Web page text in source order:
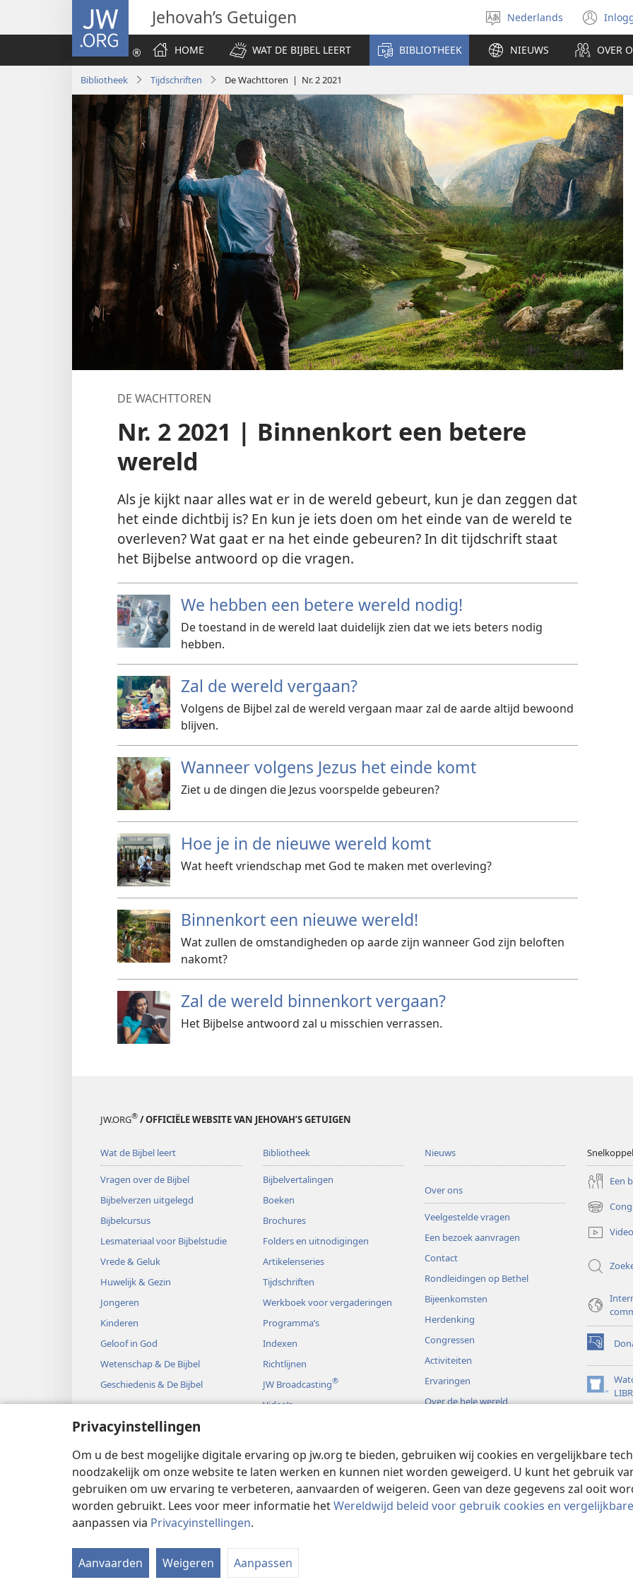
Privacyinstellingen
Om u de best mogelijke digitale ervaring op jw.org te bieden, gebruiken wij cookies en vergelijkbare
noodzakelijk om onze website te laten werken en kunnen niet worden geweigerd. U kunt het gebruik
gebruiken om uw ervaring te verbeteren, aanvaarden of weigeren. Geen van deze gegevens zal ooit
worden gebruikt. Lees voor meer informatie hetWereldwijd beleid voor gebruik cookies en
aanpassen via Privacyinstellingen.
Aanvaarden Weigeren Aanpassen
JW.ORG Jehovah’s Getuigen
Taal
selecteren
Nederlands
HOME
WAT DE BIJBEL LEERT BIBLIOTHEEK NIEUWS OVER
Bibliotheek Tijdschriften De Wachttoren | Nr. 2 2021
DE WACHTTOREN
Nr. 2 2021 | Binnenkort een betere
wereld
Als je kijkt naar alles wat er in de wereld gebeurt, kun je dan zeggen dat
het einde dichtbij is? En kun je iets doen om het einde van de wereld te
overleven? Wat gaat er na het einde gebeuren? In dit tijdschrift staat
het Bijbelse antwoord op die vragen.
We hebben een betere wereld nodig!
De toestand in de wereld laat duidelijk zien dat we iets beters nodig
hebben.
Zal de wereld vergaan?
Volgens de Bijbel zal de wereld vergaan maar zal de aarde altijd bewoond
blijven.
Wanneer volgens Jezus het einde komt
Ziet u de dingen die Jezus voorspelde gebeuren?
Hoe je in de nieuwe wereld komt
Wat heeft vriendschap met God te maken met overleving?
Binnenkort een nieuwe wereld!
Wat zullen de omstandigheden op aarde zijn wanneer God zijn beloften
nakomt?
Zal de wereld binnenkort vergaan?
Het Bijbelse antwoord zal u misschien verrassen.
JW.ORG® / OFFICIËLE WEBSITE VAN JEHOVAH’S GETUIGEN
Wat de Bijbel leert
Vragen over de Bijbel
Bijbelverzen uitgelegd
Bijbelcursus
Lesmateriaal voor Bijbelstudie
Vrede & Geluk
Huwelijk & Gezin
Jongeren
Kinderen
Geloof in God
Wetenschap & De Bijbel
Geschiedenis & De Bijbel
Bibliotheek
Bijbelvertalingen
Boeken
Brochures
Folders en uitnodigingen
Artikelenseries
Tijdschriften
Werkboek voor vergaderingen
Programma’s
Indexen
Richtlijnen
JW Broadcasting®
Video’s
Bijbelse hoorspelen
Nieuws
Over ons
Veelgestelde vragen
Een bezoek aanvragen
Contact
Rondleidingen op Bethel
Bijeenkomsten
Herdenking
Congressen
Activiteiten
Ervaringen
Over de hele wereld
Een
(opent
nieuw
venster)
(opent
nieuw
venster)
(opent
nieuw
Copyright© 2026 Watch Tower Bible and Tract Society of Pennsylvania.